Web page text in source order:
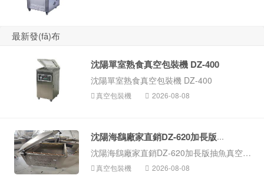
最新發(fā)布
沈陽單室熟食真空包裝機 DZ-400
沈陽單室熟食真空包裝機 DZ-400
真空包裝機 2026-08-08
沈陽海鷂廠家直銷DZ-620加長版抽魚...
沈陽海鷂廠家直銷DZ-620加長版抽魚真空包裝機 非標(biāo)定制
真空包裝機 2026-08-08